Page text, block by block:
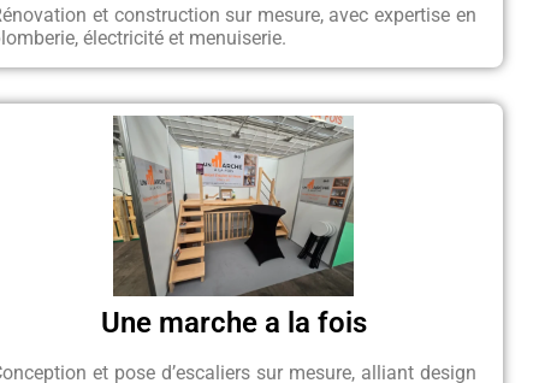
et construction sur mesure, avec expertise en
électricité et menuiserie.
Une marche a la fois
et pose d’escaliers sur mesure, alliant design